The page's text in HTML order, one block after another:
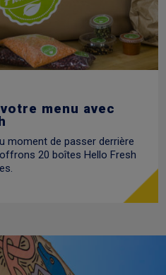
menu avec
moment de passer derrière
20 boîtes Hello Fresh